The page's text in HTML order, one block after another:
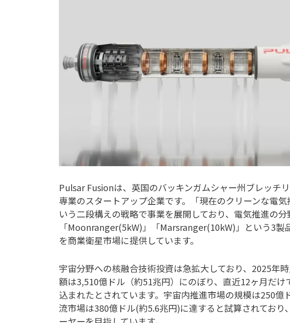
Pulsar Fusionは、英国のバッキンガムシャー州ブレッチ
専業のスタートアップ企業です。「現在のクリーンな電
いう二段構えの戦略で事業を展開しており、電気推進の分
「Moonranger(5kW)」「Marsranger(10kW)」という3製
を商業衛星市場に提供しています。
宇宙分野への核融合技術投資は急拡大しており、2025年
額は3,510億ドル（約51兆円）にのぼり、直近12ヶ月だ
込まれたとされています。宇宙内推進市場の規模は250億
流市場は380億ドル(約5.6兆円)に達すると試算されてお